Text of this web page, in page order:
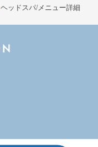
ヘッドスパ/メニュー詳細